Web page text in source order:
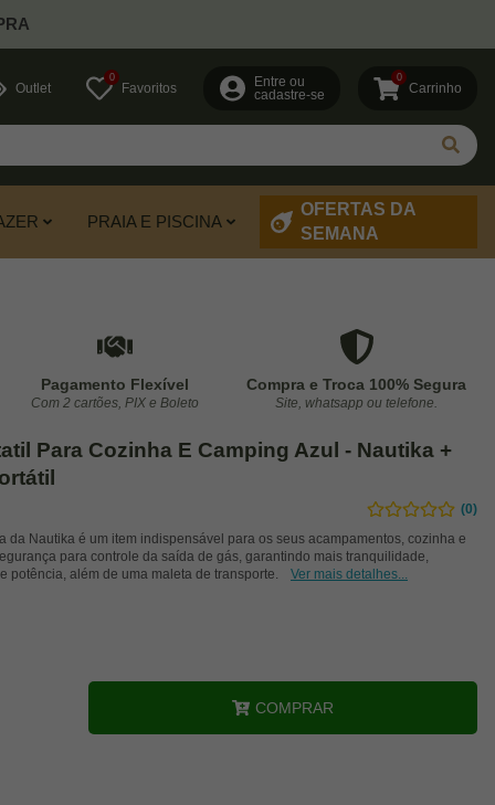
Outlet
0
Favoritos
Entre ou
cadastre-se
0
Carrinho
PRAIA E PISCINA
OFERTAS DA
SEMANA
Pagamento Flexível
Com 2 cartões, PIX e Boleto
Compra e Troca 100% Segura
Site, whatsapp ou telefone.
Para Cozinha E Camping Azul - Nautika +
(0)
da Nautika é um item indispensável para os seus acampamentos, cozinha e
para controle da saída de gás, garantindo mais tranquilidade,
potência, além de uma maleta de transporte.
Ver mais detalhes...
COMPRAR